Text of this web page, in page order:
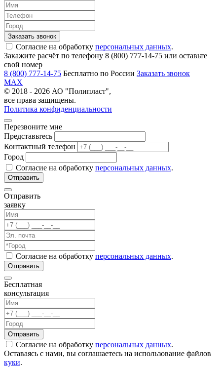
Согласие на обработку персональных данных.
Закажите расчёт по телефону 8 (800) 777-14-75 или оставьте
свой номер
8 (800) 777-14-75 Бесплатно по России Заказать звонок
MAX
© 2018 - 2026 АО "Полипласт",
все права защищены.
Политика конфиденциальности
Перезвоните мне
Представьтесь
Контактный телефон
Город
Согласие на обработку персональных данных.
Отправить
заявку
Согласие на обработку персональных данных.
Бесплатная
консультация
Согласие на обработку персональных данных.
Оставаясь с нами, вы соглашаетесь на использование файлов
куки.